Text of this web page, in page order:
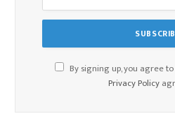
By signing up, you agree
Privacy Policy